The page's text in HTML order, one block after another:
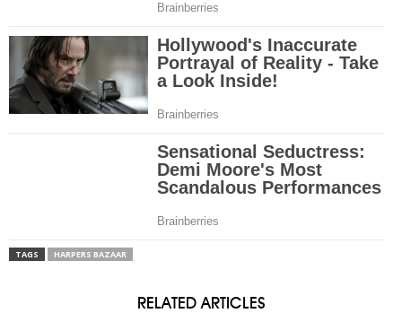
TAGS HARPERS BAZAAR
RELATED ARTICLES